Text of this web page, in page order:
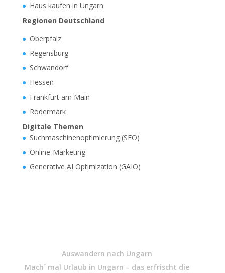
Haus kaufen in Ungarn
Regionen Deutschland
Oberpfalz
Regensburg
Schwandorf
Hessen
Frankfurt am Main
Rödermark
Digitale Themen
Suchmaschinenoptimierung (SEO)
Online-Marketing
Generative AI Optimization (GAIO)
Auswandern nach Ungarn
Mach´ mal Urlaub in Ungarn – das erfrischt die